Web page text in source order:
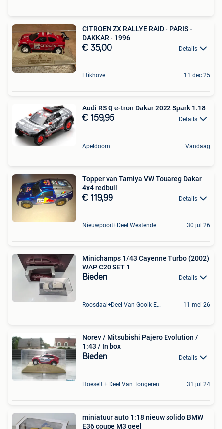
CITROEN ZX RALLYE RAID - PARIS -
DAKKAR - 1996
€ 35,00 Details
Etikhove 11 dec 25
Audi RS Q e-tron Dakar 2022 Spark 1:18
€ 159,95 Details
Apeldoorn Vandaag
Topper van Tamiya VW Touareg Dakar
4x4 redbull
€ 119,99 Details
Nieuwpoort+Deel Westende 30 jul 26
Minichamps 1/43 Cayenne Turbo (2002)
WAP C20 SET 1
Bieden Details
Roosdaal+Deel Van Gooik En Sint-Kwintens-Lennik 11 mei 26
Norev / Mitsubishi Pajero Evolution /
1:43 / In box
Bieden Details
Hoeselt + Deel Van Tongeren 31 jul 24
miniatuur auto 1:18 nieuw solido BMW
E36 coupe M3 geel